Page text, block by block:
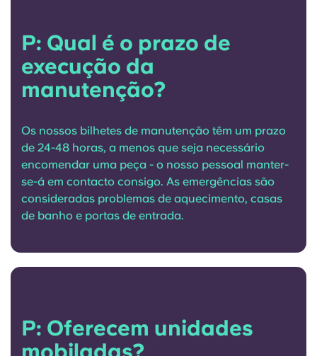
P: Qual é o prazo de
execução da
manutenção?
Os nossos bilhetes de manutenção têm um prazo
de 24-48 horas, a menos que seja necessário
encomendar uma peça - o nosso pessoal manter-
se-á em contacto consigo. As emergências são
consideradas problemas de aquecimento, casas
de banho e portas de entrada.
P: Oferecem unidades